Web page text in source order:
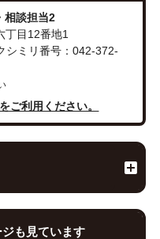
相談担当2
丁目12番地1
ミリ番号：042-372-
ご利用ください。
も見ています